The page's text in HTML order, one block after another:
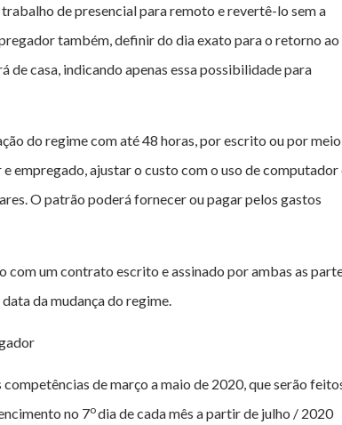
de presencial para remoto e revertê-lo sem a
também, definir do dia exato para o retorno ao
casa, indicando apenas essa possibilidade para
do regime com até 48 horas, por escrito ou por meio
empregado, ajustar o custo com o uso de computador
O patrão poderá fornecer ou pagar pelos gastos
um contrato escrito e assinado por ambas as
da mudança do regime.
de março a maio de 2020, que serão
no 7odia de cada mês a partir de julho / 2020